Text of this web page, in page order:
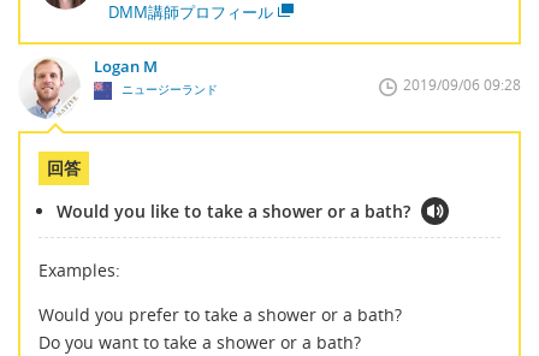
DMM講師プロフィール
Logan M
ニュージーランド 2019/09/06 09:28
回答
Would you like to take a shower or a bath?
Examples:
Would you prefer to take a shower or a bath?
Do you want to take a shower or a bath?